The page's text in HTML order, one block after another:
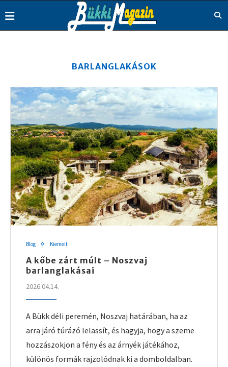
BARLANGLAKÁSOK
Blog Kiemelt
A kőbe zárt múlt – Noszvaj
barlanglakásai
2026.04.14.
A Bükk déli peremén, Noszvaj határában, ha az
arra járó túrázó lelassít, és hagyja, hogy a szeme
hozzászokjon a fény és az árnyék játékához,
különös formák rajzolódnak ki a domboldalban.